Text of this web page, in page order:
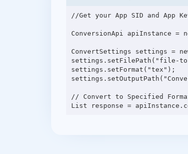
//Get your App SID and App
ConversionApi apiInstance =
ConvertSettings settings =
settings.setFilePath("file-
settings.setFormat("tex");
// Convert to Specified